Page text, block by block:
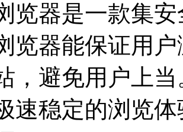
览器是一款集
览器能保证用
，避免用户上
速稳定的浏览